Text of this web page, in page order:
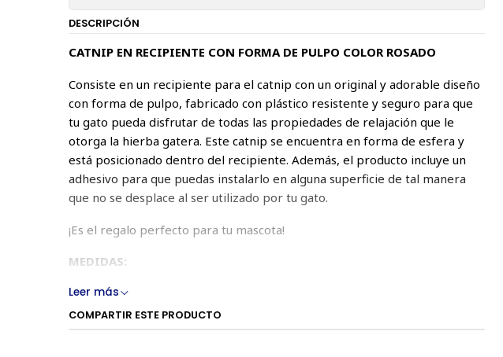
DESCRIPCIÓN
CATNIP EN RECIPIENTE CON FORMA DE PULPO COLOR ROSADO
Consiste en un recipiente para el catnip con un original y adorable diseño
con forma de pulpo, fabricado con plástico resistente y seguro para que
tu gato pueda disfrutar de todas las propiedades de relajación que le
otorga la hierba gatera. Este catnip se encuentra en forma de esfera y
está posicionado dentro del recipiente. Además, el producto incluye un
adhesivo para que puedas instalarlo en alguna superficie de tal manera
que no se desplace al ser utilizado por tu gato.
¡Es el regalo perfecto para tu mascota!
MEDIDAS:
5,5 cm x 5 cm
Leer más
COMPARTIR ESTE PRODUCTO